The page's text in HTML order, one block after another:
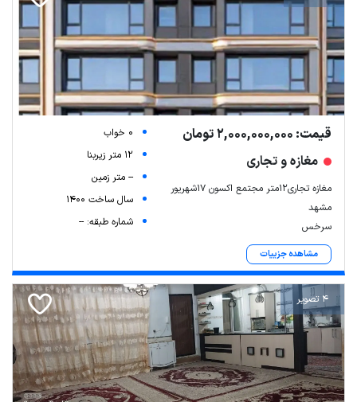
قیمت: 2,000,000,000 تومان
مغازه و تجاری
مغازه تجاری12متر مجتمع اکسون 17شهریور
مشهد
سرخس
مشاهده جزییات
0 خواب
12 متر زیربنا
-- متر زمین
سال ساخت 1400
شماره طبقه: --
4 تصویر